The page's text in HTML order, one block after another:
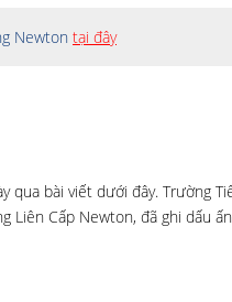
Newton tại đây
qua bài viết dưới đây. Trường
Liên Cấp Newton, đã ghi dấu